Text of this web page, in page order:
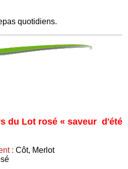
quotidiens.
du Lot rosé « saveur d'été
: Côt, Merlot